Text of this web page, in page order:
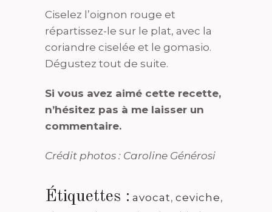
Ciselez l’oignon rouge et
répartissez-le sur le plat, avec la
coriandre ciselée et le gomasio.
Dégustez tout de suite.
Si vous avez aimé cette recette,
n’hésitez pas à me laisser un
commentaire.
Crédit photos : Caroline Générosi
Étiquettes : avocat, ceviche,